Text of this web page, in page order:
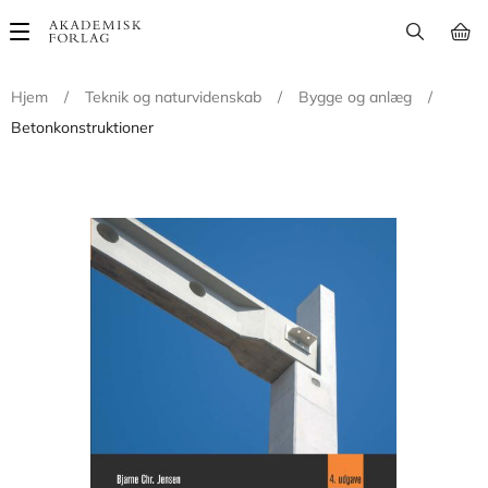
Main
Hjem
/ Teknik og naturvidenskab / Bygge og anlæg
/
Betonkonstruktioner